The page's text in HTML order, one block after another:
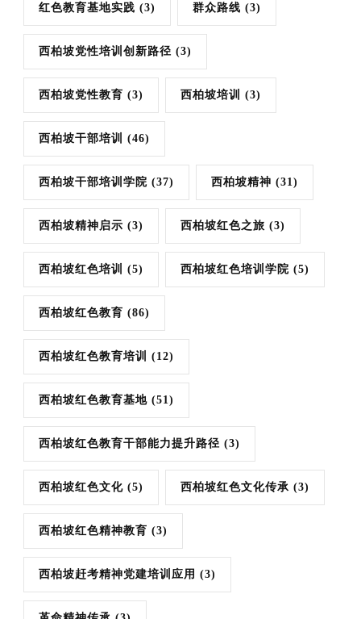
红色教育基地实践 (3) 群众路线 (3)
西柏坡党性培训创新路径 (3)
西柏坡党性教育 (3) 西柏坡培训 (3)
西柏坡干部培训 (46)
西柏坡干部培训学院 (37) 西柏坡精神 (31)
西柏坡精神启示 (3) 西柏坡红色之旅 (3)
西柏坡红色培训 (5) 西柏坡红色培训学院 (5)
西柏坡红色教育 (86)
西柏坡红色教育培训 (12)
西柏坡红色教育基地 (51)
西柏坡红色教育干部能力提升路径 (3)
西柏坡红色文化 (5) 西柏坡红色文化传承 (3)
西柏坡红色精神教育 (3)
西柏坡赶考精神党建培训应用 (3)